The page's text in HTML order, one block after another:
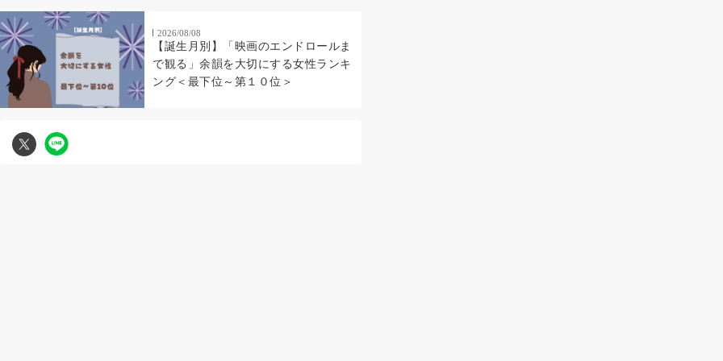
2026/08/08
【誕生月別】「映画のエンドロールま
で観る」余韻を大切にする女性ランキ
ング＜最下位～第１０位＞